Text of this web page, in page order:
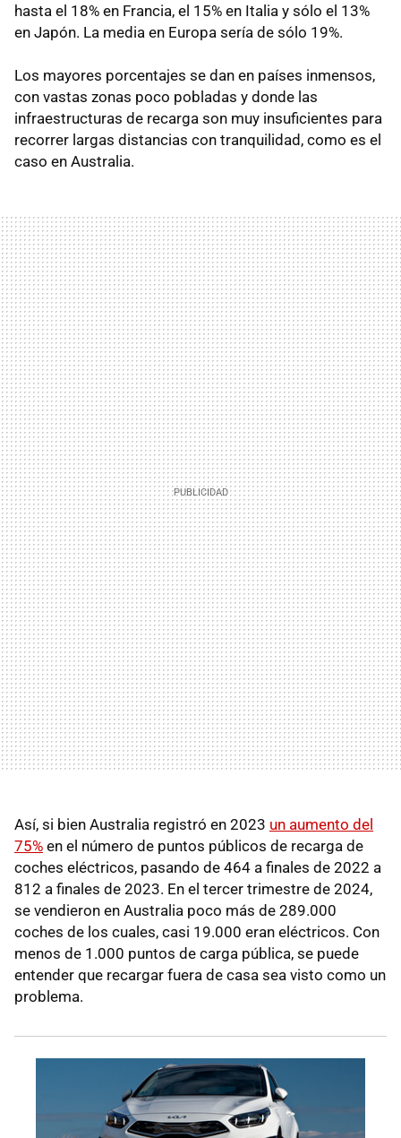
hasta el 18% en Francia, el 15% en Italia y sólo el 13%
en Japón. La media en Europa sería de sólo 19%.
Los mayores porcentajes se dan en países inmensos,
con vastas zonas poco pobladas y donde las
infraestructuras de recarga son muy insuficientes para
recorrer largas distancias con tranquilidad, como es el
caso en Australia.
Así, si bien Australia registró en 2023 un aumento del
75% en el número de puntos públicos de recarga de
coches eléctricos, pasando de 464 a finales de 2022 a
812 a finales de 2023. En el tercer trimestre de 2024,
se vendieron en Australia poco más de 289.000
coches de los cuales, casi 19.000 eran eléctricos. Con
menos de 1.000 puntos de carga pública, se puede
entender que recargar fuera de casa sea visto como un
problema.